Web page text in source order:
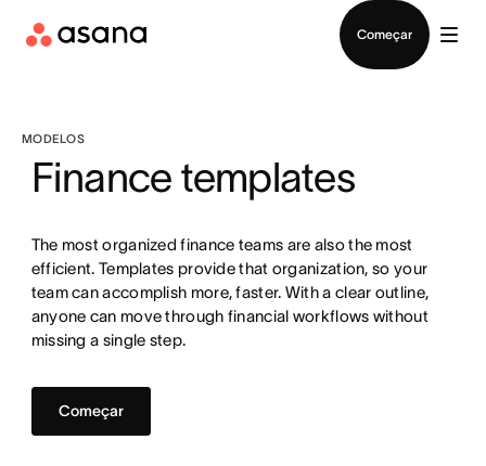
Começar
MODELOS
Finance templates
The most organized finance teams are also the most
efficient. Templates provide that organization, so your
team can accomplish more, faster. With a clear outline,
anyone can move through financial workflows without
missing a single step.
Começar